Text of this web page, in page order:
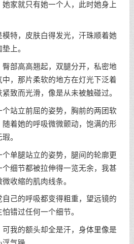
家就只有她一个人，此时她身上
特，皮肤白得发光，汗珠顺着她
上。
部高高翘起，双腿分开，私密地
，那片柔软的地方在灯光下泛着
致而光滑，像是从未被触碰过。
站立前屈的姿势，胸前的两团软
着她的呼吸微微颤动，饱满的形
。
单腿站立的姿势，腿间的轮廓更
细节都被拉伸得一览无余，我甚
收缩的肌肉线条。
己的呼吸都变得粗重，望远镜的
错过任何一个细节。
我的额头却全是汗，身体里像是